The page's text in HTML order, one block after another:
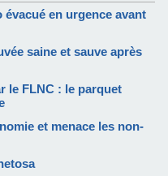
en urgence avant
saine et sauve après
le FLNC : le parquet
et menace les non-